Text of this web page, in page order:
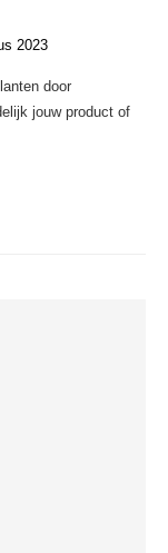
2023
door
jouw product of